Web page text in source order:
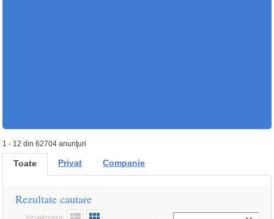
1 - 12 din 62704 anunţuri
Toate Privat Companie
Rezultate cautare
Vizualizeaza: